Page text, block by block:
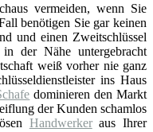
vermeiden, wenn Sie
benötigen Sie gar keinen
und einen Zweitschlüssel
der Nähe untergebracht
weiß vorher nie ganz
ins Haus
dominieren den Markt
der Kunden schamlos
Handwerkeraus Ihrer